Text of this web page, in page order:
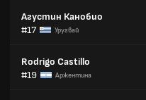
Агустин Канобио
#17
Уругвай
Rodrigo Castillo
#19
Аржентина